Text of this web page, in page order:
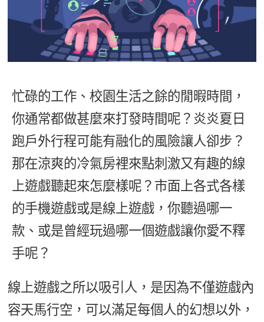
TOEFL 托福課程
開口溜英文
旅遊英文
基礎字彙
情境閱讀
英文文法技巧
英文寫作
Cengage TED Talks
CNN聽力強化
新聞英文
英語俱樂部
ECAM
Let's Talk
日語
韓語
外語即時通
兒童美語
更多
一對一家教
點讀筆教材
數位學習教材
活動花絮
Recruiting
忙碌的工作、校園生活之餘的閒暇時間，
你通常都做甚麼來打發時間呢？炎炎夏日
跑戶外行程可能有融化的風險讓人卻步？
那在涼爽的冷氣房裡來點刺激又有趣的線
上遊戲聽起來怎麼樣呢？市面上各式各樣
的手機遊戲或是線上遊戲，你聽過哪一
款、或是曾經玩過哪一個遊戲讓你愛不釋
手呢？
線上遊戲之所以吸引人，是因為不僅遊戲內
容天馬行空，可以滿足每個人的幻想以外，